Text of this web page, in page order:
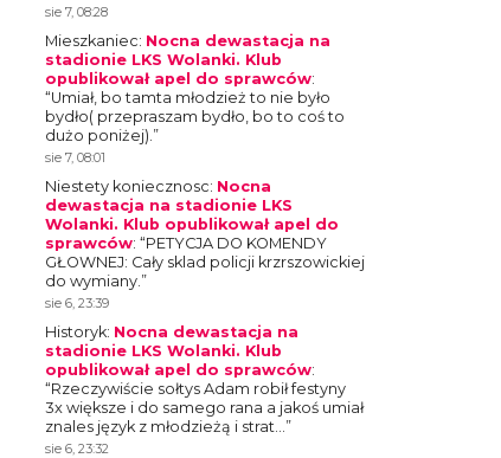
sie 7, 08:28
Mieszkaniec: Nocna dewastacja na
stadionie LKS Wolanki. Klub
opublikował apel do sprawców:
“Umiał, bo tamta młodzież to nie było
bydło( przepraszam bydło, bo to coś to
dużo poniżej).”
sie 7, 08:01
Niestety koniecznosc: Nocna
dewastacja na stadionie LKS
Wolanki. Klub opublikował apel do
sprawców: “PETYCJA DO KOMENDY
GŁOWNEJ: Cały sklad policji krzrszowickiej
do wymiany.”
sie 6, 23:39
Historyk: Nocna dewastacja na
stadionie LKS Wolanki. Klub
opublikował apel do sprawców:
“Rzeczywiście sołtys Adam robił festyny
3x większe i do samego rana a jakoś umiał
znales język z młodzieżą i strat…”
sie 6, 23:32